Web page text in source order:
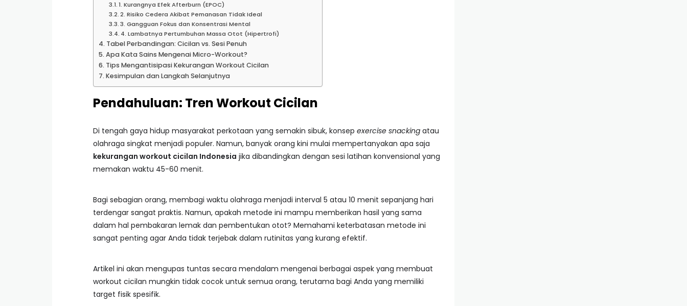
1. Kurangnya Efek Afterburn (EPOC)
2. Risiko Cedera Akibat Pemanasan Tidak Ideal
3. Gangguan Fokus dan Konsentrasi Mental
4. Lambatnya Pertumbuhan Massa Otot (Hipertrofi)
Tabel Perbandingan: Cicilan vs. Sesi Penuh
Apa Kata Sains Mengenai Micro-Workout?
Tips Mengantisipasi Kekurangan Workout Cicilan
Kesimpulan dan Langkah Selanjutnya
Pendahuluan: Tren Workout Cicilan
Di tengah gaya hidup masyarakat perkotaan yang semakin sibuk, konsep exercise snacking atau
olahraga singkat menjadi populer. Namun, banyak orang kini mulai mempertanyakan apa saja
kekurangan workout cicilan Indonesia jika dibandingkan dengan sesi latihan konvensional yang
memakan waktu 45-60 menit.
Bagi sebagian orang, membagi waktu olahraga menjadi interval 5 atau 10 menit sepanjang hari
terdengar sangat praktis. Namun, apakah metode ini mampu memberikan hasil yang sama
dalam hal pembakaran lemak dan pembentukan otot? Memahami keterbatasan metode ini
sangat penting agar Anda tidak terjebak dalam rutinitas yang kurang efektif.
Artikel ini akan mengupas tuntas secara mendalam mengenai berbagai aspek yang membuat
workout cicilan mungkin tidak cocok untuk semua orang, terutama bagi Anda yang memiliki
target fisik spesifik.